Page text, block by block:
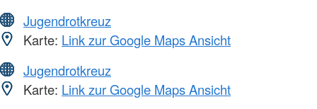
Jugendrotkreuz
Karte: Link zur Google Maps Ansicht
Jugendrotkreuz
Karte: Link zur Google Maps Ansicht